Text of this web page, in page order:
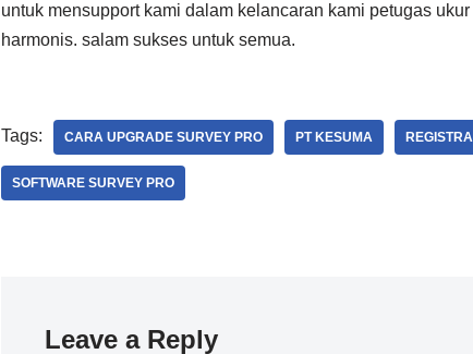
untuk mensupport kami dalam kelancaran kami petugas
harmonis. salam sukses untuk semua.
Tags: CARA UPGRADE SURVEY PRO PT KESUMA
SOFTWARE SURVEY PRO
Leave a Reply